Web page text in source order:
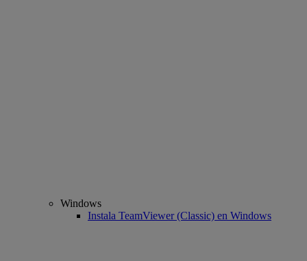
Windows
Instala TeamViewer (Classic) en Windows